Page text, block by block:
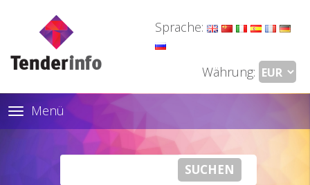
Sprache:
Währung:
Toggle
navigation
Menü